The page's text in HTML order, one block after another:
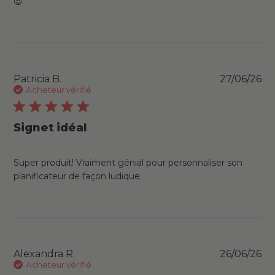
Patricia B.
Acheteur vérifié
Signet idéal
Super produit! Vraiment génial pour personnaliser son
planificateur de façon ludique.
27/06/26
Alexandra R.
Acheteur vérifié
26/06/26